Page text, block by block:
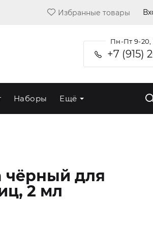
Избранные товары
Пн-Пт 9-20,
+7 (915)
Наборы Ещё
чёрный для
2 мл